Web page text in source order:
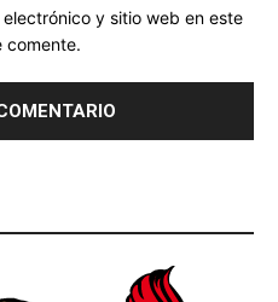
y sitio web en este
comente.